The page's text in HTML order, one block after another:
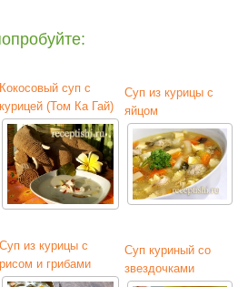
Кокосовый суп с
курицей (Том Ка Гай)
Суп из курицы с
яйцом
Суп из курицы с
рисом и грибами
Суп куриный со
звездочками